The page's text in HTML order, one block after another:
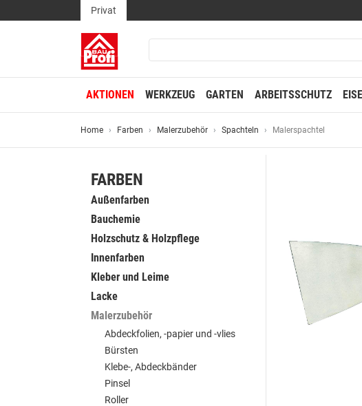
Privat
AKTIONEN WERKZEUG GARTEN ARBEITSSCHUTZ
Home Farben Malerzubehör Spachteln Malerspachtel
FARBEN
Außenfarben
Bauchemie
Holzschutz & Holzpflege
Innenfarben
Kleber und Leime
Lacke
Malerzubehör
Abdeckfolien, -papier und -vlies
Bürsten
Klebe-, Abdeckbänder
Pinsel
Roller